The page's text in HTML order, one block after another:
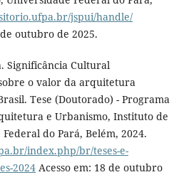
jspui/handle/
outubro de 2025.
Significância Cultural
o valor da arquitetura
Tese (Doutorado) - Programa
e Urbanismo, Instituto de
do Pará, Belém, 2024.
index.php/br/teses-e-
2024Acesso em: 18 de outubro